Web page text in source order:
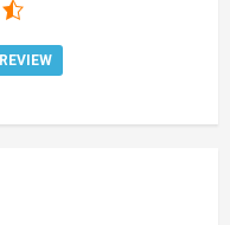
REVIEW